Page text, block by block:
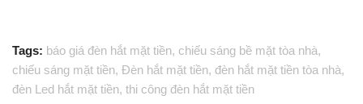
Tags: báo giá đèn hắt mặt tiền, chiếu sáng bề mặt tòa nhà,
chiếu sáng mặt tiền, Đèn hắt mặt tiền, đèn hắt mặt tiền tòa nhà,
đèn Led hắt mặt tiền, thi công đèn hắt mặt tiền